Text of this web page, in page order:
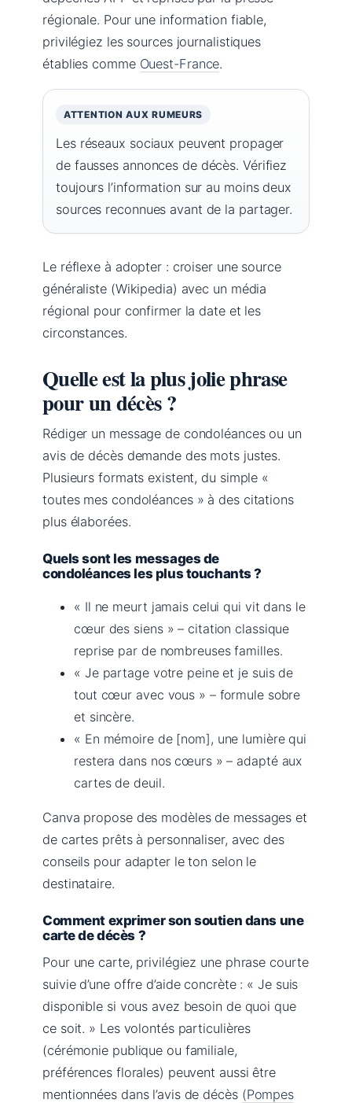
régionale. Pour une information fiable,
privilégiez les sources journalistiques
établies comme Ouest-France.
ATTENTION AUX RUMEURS
Les réseaux sociaux peuvent propager
de fausses annonces de décès. Vérifiez
toujours l’information sur au moins deux
sources reconnues avant de la partager.
Le réflexe à adopter : croiser une source
généraliste (Wikipedia) avec un média
régional pour confirmer la date et les
circonstances.
Quelle est la plus jolie phrase
pour un décès ?
Rédiger un message de condoléances ou un
avis de décès demande des mots justes.
Plusieurs formats existent, du simple «
toutes mes condoléances » à des citations
plus élaborées.
Quels sont les messages de
condoléances les plus touchants ?
« Il ne meurt jamais celui qui vit dans le
cœur des siens » – citation classique
reprise par de nombreuses familles.
« Je partage votre peine et je suis de
tout cœur avec vous » – formule sobre
et sincère.
« En mémoire de [nom], une lumière qui
restera dans nos cœurs » – adapté aux
cartes de deuil.
Canva propose des modèles de messages et
de cartes prêts à personnaliser, avec des
conseils pour adapter le ton selon le
destinataire.
Comment exprimer son soutien dans une
carte de décès ?
Pour une carte, privilégiez une phrase courte
suivie d’une offre d’aide concrète : « Je suis
disponible si vous avez besoin de quoi que
ce soit. » Les volontés particulières
(cérémonie publique ou familiale,
préférences florales) peuvent aussi être
mentionnées dans l’avis de décès (Pompes